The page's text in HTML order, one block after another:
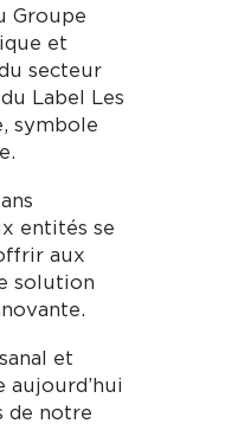
Groupe
et
secteur
Label Les
symbole
entités se
aux
solution
et
aujourd’hui
de notre